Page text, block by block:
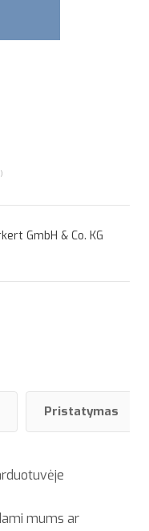
GmbH & Co. KG
Pristatymas
mums ar